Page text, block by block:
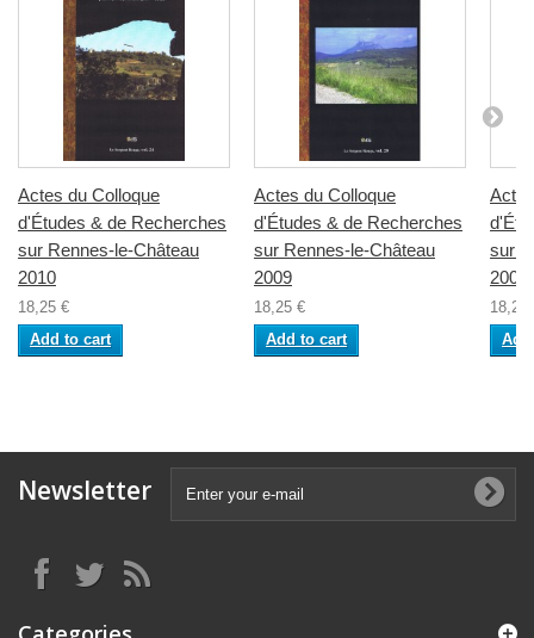
Actes du Colloque
d'Études & de Recherches
sur Rennes-le-Château
2010
18,25 €
Add to cart
Actes du Colloque
d'Études & de Recherches
sur Rennes-le-Château
2009
18,25 €
Add to cart
sur
2008
18,25
Newsletter